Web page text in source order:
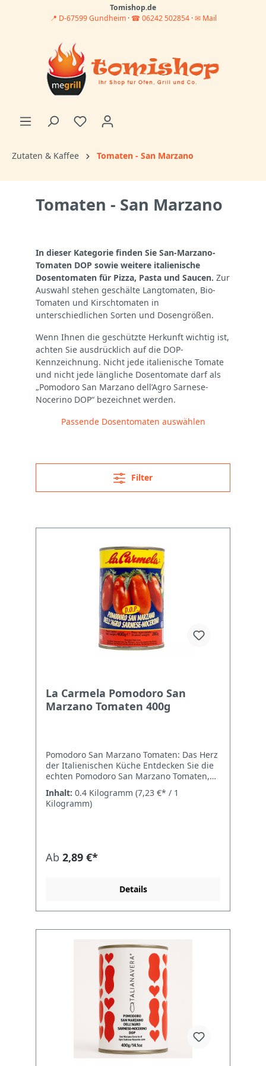
Tomishop.de
📍 D-67599 Gundheim · ☎ 06242 502854·✉ Mail
Zutaten & Kaffee Tomaten - San Marzano
Tomaten - San Marzano
In dieser Kategorie finden Sie San-Marzano-
Tomaten DOP sowie weitere italienische
Dosentomaten für Pizza, Pasta und Saucen. Zur
Auswahl stehen geschälte Langtomaten, Bio-
Tomaten und Kirschtomaten in
unterschiedlichen Sorten und Dosengrößen.
Wenn Ihnen die geschützte Herkunft wichtig ist,
achten Sie ausdrücklich auf die DOP-
Kennzeichnung. Nicht jede italienische Tomate
und nicht jede längliche Dosentomate darf als
„Pomodoro San Marzano dell’Agro Sarnese-
Nocerino DOP“ bezeichnet werden.
Passende Dosentomaten auswählen
Filter
La Carmela Pomodoro San
Marzano Tomaten 400g
Pomodoro San Marzano Tomaten: Das Herz
der Italienischen Küche Entdecken Sie die
echten Pomodoro San Marzano Tomaten,
ein Schatz der italienischen Kulinarik, der
von Kennern und Chefköchen weltweit
geschätzt wird. Unsere San Marzano
vulkanischen Erde rund um den Vesuv
angebaut werden. Diese Tomaten sind
leuchtend rote Äußere bekannt, sondern
vor allem für ihr süßes, kräftiges Aroma
Region unter dem Schutz der geschützten
Ursprungsbezeichnung (DOP) angebaut
werden. Exquisite Qualität: Sorgfältig von
Hand geerntet, um nur die besten Früchte
zu selektieren, garantieren wir eine
unvergleichliche Qualität und Frische.
Vielseitige Verwendung: Perfekt für die
Zubereitung authentischer italienischer
Pizzasauce, Pasta-Saucen oder als Basis für
köstliche Suppen und Eintöpfe. Natürlich
und Gesund: Unsere San Marzano Tomaten
Inhalt: 0.4 Kilogramm (7,23 €* / 1
Kilogramm)
Ab 2,89 €*
Details